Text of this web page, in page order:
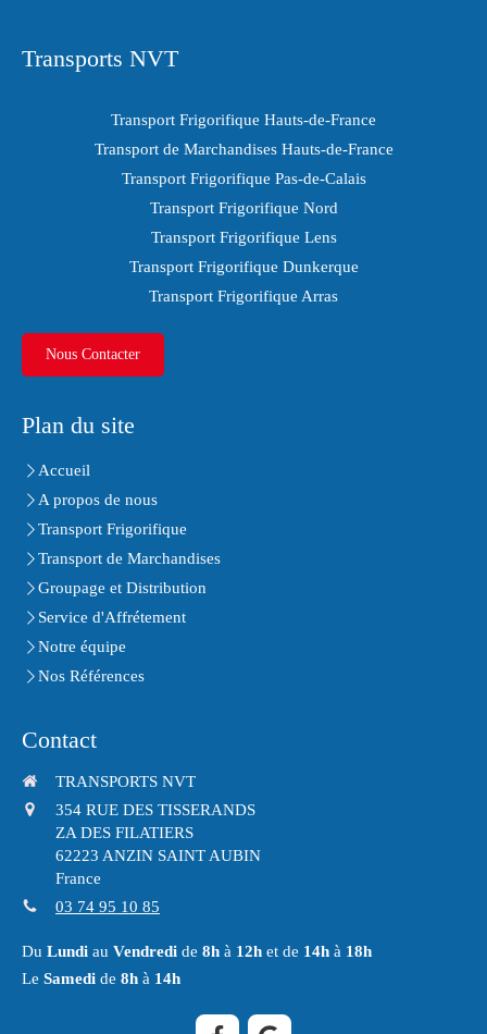
Transports NVT
Transport Frigorifique Hauts-de-France
Transport de Marchandises Hauts-de-France
Transport Frigorifique Pas-de-Calais
Transport Frigorifique Nord
Transport Frigorifique Lens
Transport Frigorifique Dunkerque
Transport Frigorifique Arras
Nous Contacter
Plan du site
Accueil
A propos de nous
Transport Frigorifique
Transport de Marchandises
Groupage et Distribution
Service d'Affrétement
Notre équipe
Nos Références
Contact
TRANSPORTS NVT
354 RUE DES TISSERANDS
ZA DES FILATIERS
62223 ANZIN SAINT AUBIN
France
03 74 95 10 85
Du Lundi au Vendredi de 8h à 12h et de 14h à 18h
Le Samedi de 8h à 14h